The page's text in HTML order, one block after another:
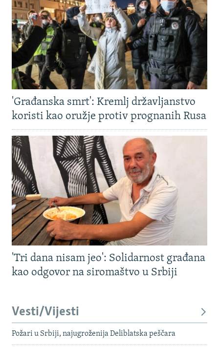
'Građanska smrt': Kremlj državljanstvo
koristi kao oružje protiv prognanih Rusa
'Tri dana nisam jeo': Solidarnost građana
kao odgovor na siromaštvo u Srbiji
Vesti/Vijesti
Požari u Srbiji, najugroženija Deliblatska peščara